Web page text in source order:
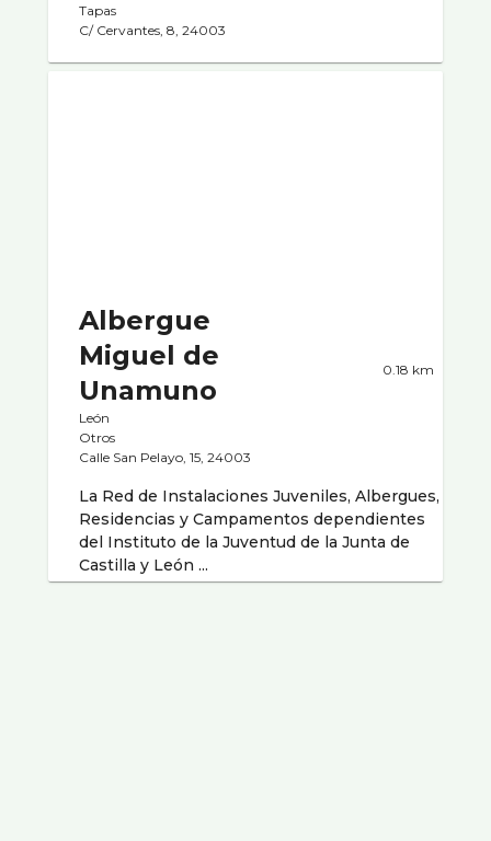
Tapas
C/ Cervantes, 8, 24003
Albergue
Miguel de
Unamuno
León
Otros
Calle San Pelayo, 15, 24003
0.18 km
La Red de Instalaciones Juveniles, Albergues,
Residencias y Campamentos dependientes
del Instituto de la Juventud de la Junta de
Castilla y León ...